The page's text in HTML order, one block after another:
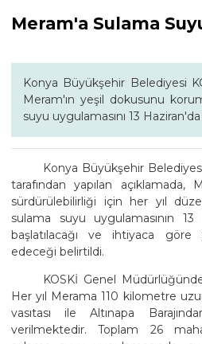
Meram'a Sulama
Konya Büyükşehir Belediyesi
Meram'ın yeşil dokusunu
suyu uygulamasını 13
Konya Büyükşehir
tarafından yapılan açıklamada,
sürdürülebilirliği için her yıl
sulama suyu uygulamasının
başlatılacağı ve ihtiyaca
edeceği belirtildi.
KOSKİ Genel
Her yıl Merama 110 kilometre
vasıtası ile Altınapa
verilmektedir. Toplam 26